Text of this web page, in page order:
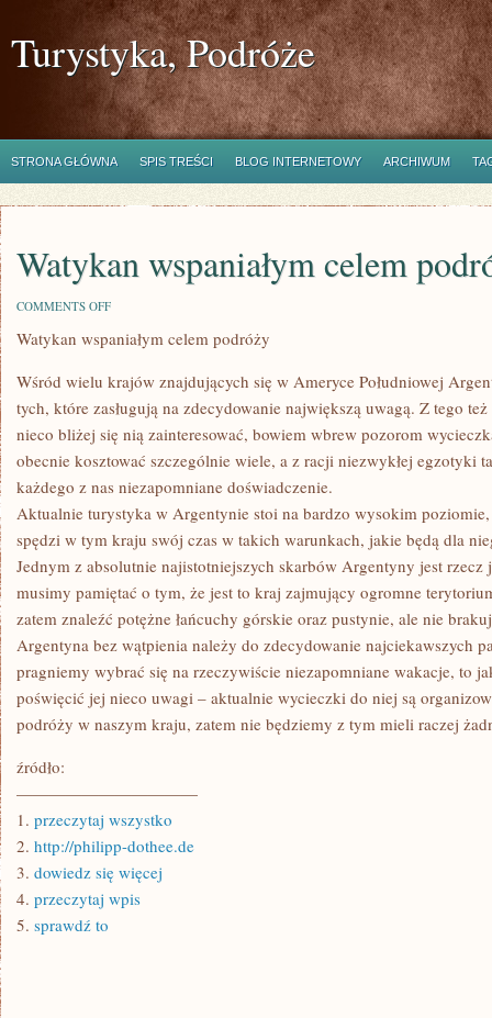
Turystyka, Podróże
STRONA GŁÓWNA SPIS TREŚCI BLOG INTERNETOWY ARCHIWUM
Watykan wspaniałym celem
COMMENTS OFFON
WSPANIAŁYM
CELEM
Watykan wspaniałym celem podróży
Wśród wielu krajów znajdujących się w Ameryce Południowej
tych, które zasługują na zdecydowanie największą uwagą. Z tego
nieco bliżej się nią zainteresować, bowiem wbrew pozorom
obecnie kosztować szczególnie wiele, a z racji niezwykłej egzotyki
każdego z nas niezapomniane doświadczenie.
Aktualnie turystyka w Argentynie stoi na bardzo wysokim poziomie,
spędzi w tym kraju swój czas w takich warunkach, jakie będą dla
Jednym z absolutnie najistotniejszych skarbów Argentyny jest rzecz
musimy pamiętać o tym, że jest to kraj zajmujący ogromne
zatem znaleźć potężne łańcuchy górskie oraz pustynie, ale nie
Argentyna bez wątpienia należy do zdecydowanie najciekawszych
pragniemy wybrać się na rzeczywiście niezapomniane wakacje, to
poświęcić jej nieco uwagi – aktualnie wycieczki do niej są
podróży w naszym kraju, zatem nie będziemy z tym mieli raczej
źródło:
———————————
1. przeczytaj wszystko
2. http://philipp-dothee.de
3. dowiedz się więcej
4. przeczytaj wpis
5. sprawdź to